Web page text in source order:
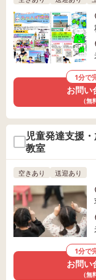
1分で
お問い
（無
児童発達支援
教室
空きあり 送迎あり
1分で
お問い
（無